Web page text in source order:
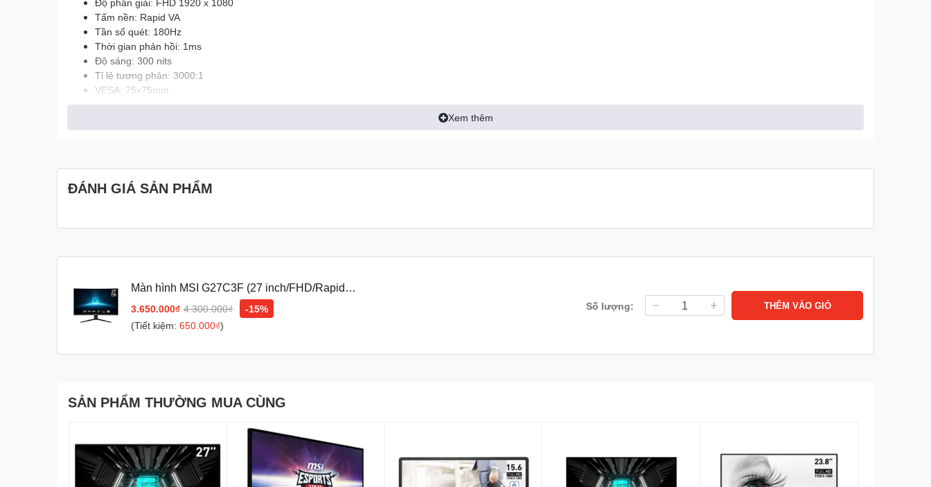
Độ phân giải: FHD 1920 x 1080
Tấm nền: Rapid VA
Tần số quét: 180Hz
Thời gian phản hồi: 1ms
Độ sáng: 300 nits
Tỉ lệ tương phản: 3000:1
VESA: 75x75mm
Kết nối:
2x HDMI™ (2.0b)
Xem thêm
ĐÁNH GIÁ SẢN PHẨM
Màn hình MSI G27C3F (27 inch/FHD/Rapid
VA/180Hz/1ms/Cong)
3.650.000₫ 4.300.000₫
-15%
(Tiết kiệm:650.000₫)
Số lượng: THÊM VÀO GIỎ
SẢN PHẨM THƯỜNG MUA CÙNG